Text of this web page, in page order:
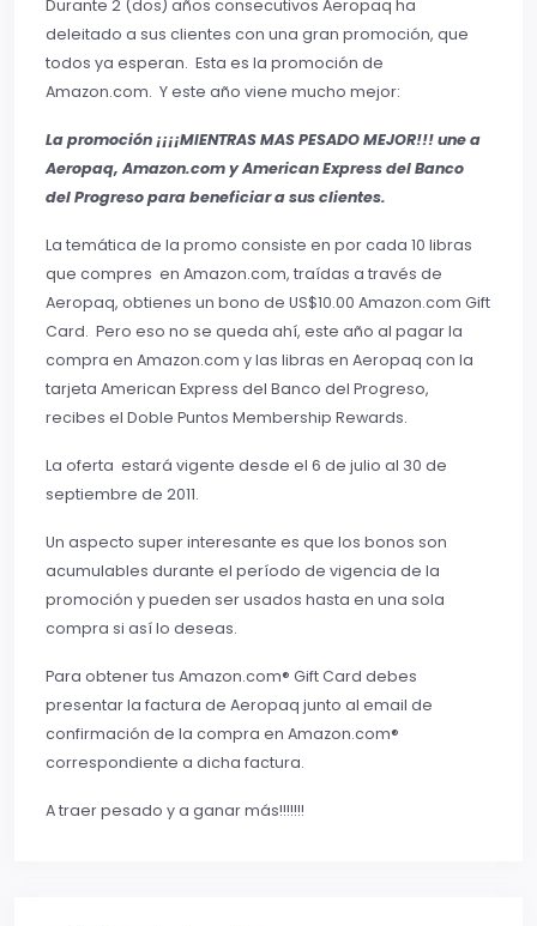
Durante 2 (dos) años consecutivos Aeropaq ha
deleitado a sus clientes con una gran promoción, que
todos ya esperan. Esta es la promoción de
Amazon.com. Y este año viene mucho mejor:
La promoción ¡¡¡¡MIENTRAS MAS PESADO MEJOR!!!une a
Aeropaq, Amazon.comy American Expressdel Banco
del Progreso para beneficiar a sus clientes.
La temática de la promo consiste en por cada 10 libras
que compres en Amazon.com, traídas a través de
Aeropaq, obtienes un bono de US$10.00 Amazon.com Gift
Card. Pero eso no se queda ahí, este año al pagar la
compra en Amazon.com y las libras en Aeropaq con la
tarjeta American Express del Banco del Progreso,
recibes el Doble Puntos Membership Rewards.
La oferta estará vigente desde el 6 de julio al 30 de
septiembre de 2011.
Un aspecto super interesante es que los bonos son
acumulables durante el período de vigencia de la
promoción y pueden ser usados hasta en una sola
compra si así lo deseas.
Para obtener tus Amazon.com® Gift Card debes
presentar la factura de Aeropaq junto al email de
confirmación de la compra en Amazon.com®
correspondiente a dicha factura.
A traer pesado y a ganar más!!!!!!!